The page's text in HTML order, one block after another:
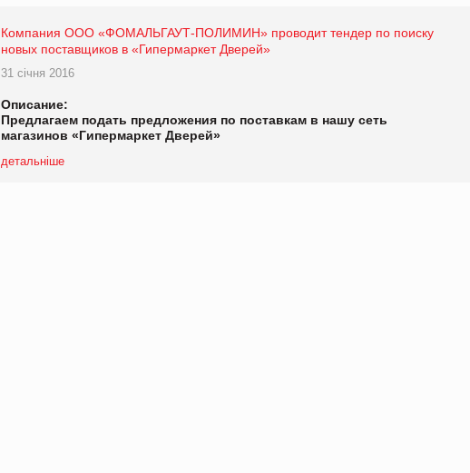
Компания ООО «ФОМАЛЬГАУТ-ПОЛИМИН» проводит тендер по поиску
новых поставщиков в «Гипермаркет Дверей»
31 січня 2016
Описание:
Предлагаем подать предложения по поставкам в нашу сеть
магазинов «Гипермаркет Дверей»
детальніше